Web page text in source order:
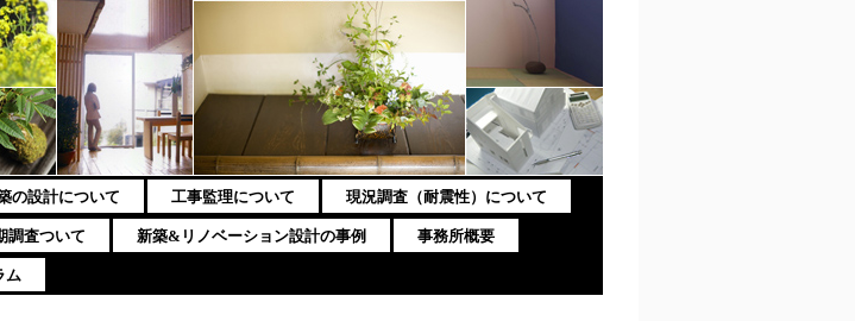
の設計について 工事監理について 現況調査（耐震性）について
調査ついて 新築&リノベーション設計の事例 事務所概要
ム